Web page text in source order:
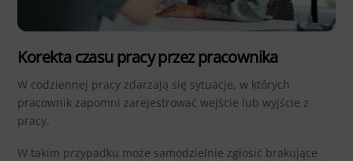
Korekta czasu pracy przez pracownika
W codziennej pracy zdarzają się sytuacje, w których
pracownik zapomni zarejestrować wejście lub wyjście z
pracy.
W takim przypadku może samodzielnie zgłosić brakujące